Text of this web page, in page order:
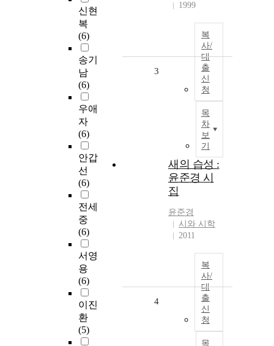
신현
복
(6)
송기
남
(6)
우애
자
(6)
안갑
선
(6)
전세
중
(6)
서영
용
(6)
이진
환
(5)
1999
복
사/
대
출
신
청
목
차
보
기
3
새의 습성 :
윤준경 시
집
윤준경
시와 시학
2011
복
사/
대
출
신
청
목
4